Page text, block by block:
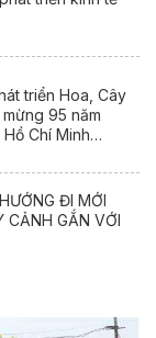
triển Hoa, Cây
95 năm
Chí Minh
ĐI MỚI
CẢNH GẮN VỚI